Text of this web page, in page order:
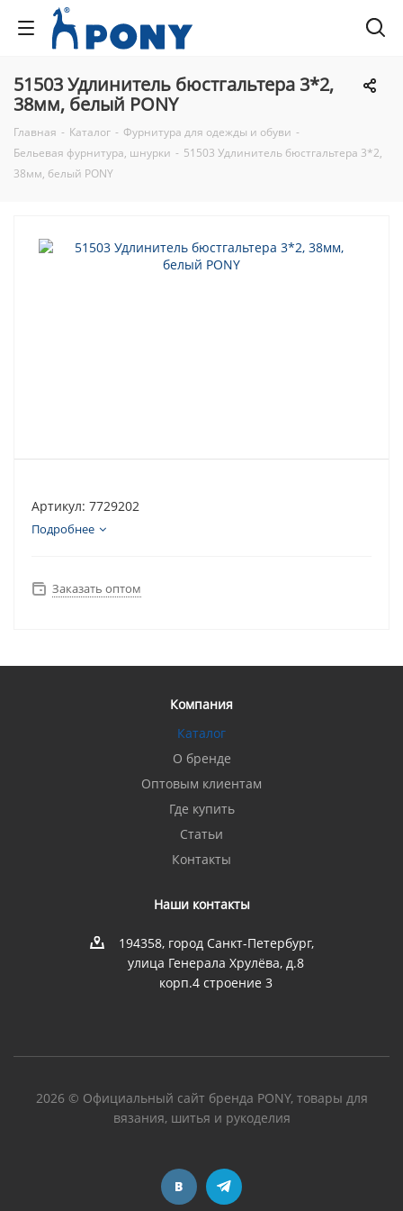
51503 Удлинитель бюстгальтера 3*2,
38мм, белый PONY
Главная - Каталог - Фурнитура для одежды и обуви -
Бельевая фурнитура, шнурки - 51503 Удлинитель бюстгальтера 3*2,
38мм, белый PONY
Артикул: 7729202
Подробнее
Заказать оптом
Компания
Каталог
О бренде
Оптовым клиентам
Где купить
Статьи
Контакты
Наши контакты
194358, город Санкт-Петербург,
улица Генерала Хрулёва, д.8
корп.4 строение 3
2026 © Официальный сайт бренда PONY, товары для
вязания, шитья и рукоделия